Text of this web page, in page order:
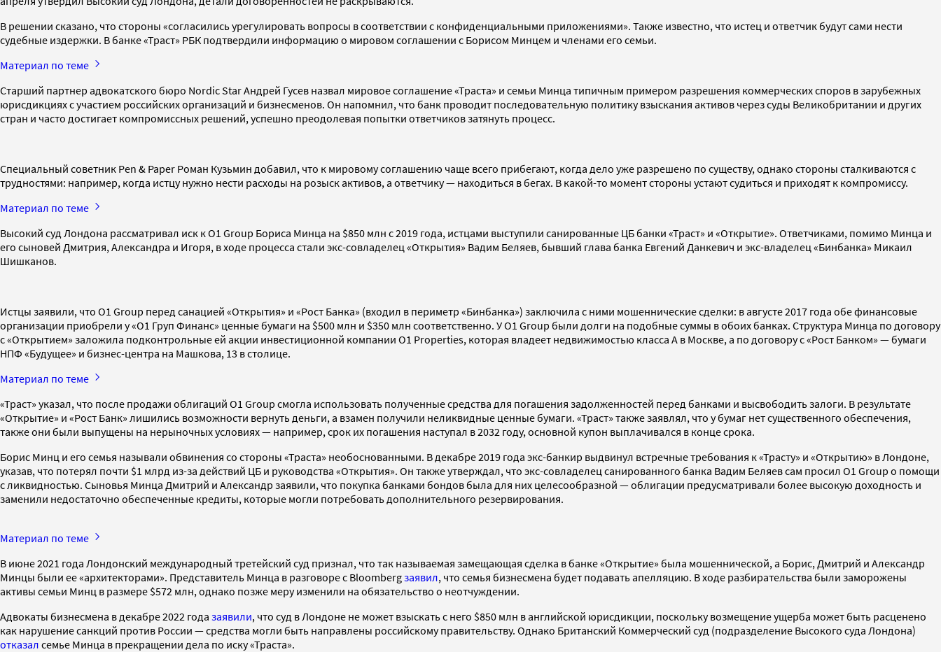
В решении сказано, что стороны «согласились урегулировать вопросы в соответствии с конфиденциальными приложениями». Также известно, что истец и ответчик будут сами нести
судебные издержки. В банке «Траст» РБК подтвердили информацию о мировом соглашении с Борисом Минцем и членами его семьи.
Материал по теме
Старший партнер адвокатского бюро Nordic Star Андрей Гусев назвал мировое соглашение «Траста» и семьи Минца типичным примером разрешения коммерческих споров в зарубежных
юрисдикциях с участием российских организаций и бизнесменов. Он напомнил, что банк проводит последовательную политику взыскания активов через суды Великобритании и других
стран и часто достигает компромиссных решений, успешно преодолевая попытки ответчиков затянуть процесс.
Специальный советник Pen & Paper Роман Кузьмин добавил, что к мировому соглашению чаще всего прибегают, когда дело уже разрешено по существу, однако стороны сталкиваются с
трудностями: например, когда истцу нужно нести расходы на розыск активов, а ответчику — находиться в бегах. В какой-то момент стороны устают судиться и приходят к компромиссу.
Материал по теме
Высокий суд Лондона рассматривал иск к O1 Group Бориса Минца на $850 млн с 2019 года, истцами выступили санированные ЦБ банки «Траст» и «Открытие». Ответчиками, помимо Минца и
его сыновей Дмитрия, Александра и Игоря, в ходе процесса стали экс-совладелец «Открытия» Вадим Беляев, бывший глава банка Евгений Данкевич и экс-владелец «Бинбанка» Микаил
Шишканов.
Истцы заявили, что O1 Group перед санацией «Открытия» и «Рост Банка» (входил в периметр «Бинбанка») заключила с ними мошеннические сделки: в августе 2017 года обе финансовые
организации приобрели у «О1 Груп Финанс» ценные бумаги на $500 млн и $350 млн соответственно. У O1 Group были долги на подобные суммы в обоих банках. Структура Минца по договору
с «Открытием» заложила подконтрольные ей акции инвестиционной компании O1 Properties, которая владеет недвижимостью класса А в Москве, а по договору с «Рост Банком» — бумаги
НПФ «Будущее» и бизнес-центра на Машкова, 13 в столице.
Материал по теме
«Траст» указал, что после продажи облигаций O1 Group смогла использовать полученные средства для погашения задолженностей перед банками и высвободить залоги. В результате
«Открытие» и «Рост Банк» лишились возможности вернуть деньги, а взамен получили неликвидные ценные бумаги. «Траст» также заявлял, что у бумаг нет существенного обеспечения,
также они были выпущены на нерыночных условиях — например, срок их погашения наступал в 2032 году, основной купон выплачивался в конце срока.
Борис Минц и его семья называли обвинения со стороны «Траста» необоснованными. В декабре 2019 года экс-банкир выдвинул встречные требования к «Трасту» и «Открытию» в Лондоне,
указав, что потерял почти $1 млрд из-за действий ЦБ и руководства «Открытия». Он также утверждал, что экс-совладелец санированного банка Вадим Беляев сам просил O1 Group о помощи
с ликвидностью. Сыновья Минца Дмитрий и Александр заявили, что покупка банками бондов была для них целесообразной — облигации предусматривали более высокую доходность и
заменили недостаточно обеспеченные кредиты, которые могли потребовать дополнительного резервирования.
Материал по теме
В июне 2021 года Лондонский международный третейский суд признал, что так называемая замещающая сделка в банке «Открытие» была мошеннической, а Борис, Дмитрий и Александр
Минцы были ее «архитекторами». Представитель Минца в разговоре с Bloombergзаявил, что семья бизнесмена будет подавать апелляцию. В ходе разбирательства были заморожены
активы семьи Минц в размере $572 млн, однако позже меру изменили на обязательство о неотчуждении.
Адвокаты бизнесмена в декабре 2022 года заявили, что суд в Лондоне не может взыскать с него $850 млн в английской юрисдикции, поскольку возмещение ущерба может быть расценено
как нарушение санкций против России — средства могли быть направлены российскому правительству. Однако Британский Коммерческий суд (подразделение Высокого суда Лондона)
отказал семье Минца в прекращении дела по иску «Траста».